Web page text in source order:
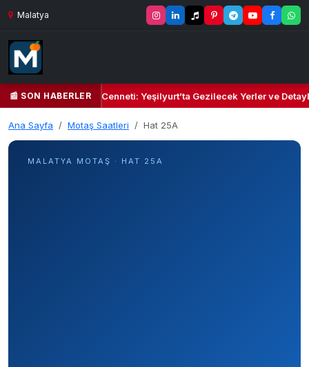
Malatya
📰 SON HABERLER
Yeşil Kalbi ve Kültür Cenneti: Yeşilyurt’ta Gezilecek Yerler ve
Ana Sayfa Motaş Saatleri Hat 25A
MALATYA MOTAŞ · HAT 25A